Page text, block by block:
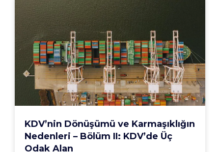
KDV’nin Dönüşümü ve Karmaşıklığın
Nedenleri – Bölüm II: KDV’de Üç
Odak Alan